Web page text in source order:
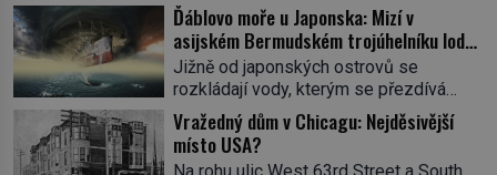
Ďáblovo moře u Japonska: Mizí v
asijském Bermudském trojúhelníku lodě
ve spárech neznámé síly?
Jižně od japonských ostrovů se
rozkládají vody, kterým se přezdívá
Ďáblovo moře. Vypráví se o lodích
mizejících beze stopy, podivných
světlech, zrádných proudech i mořských
Vražedný dům v Chicagu: Nejděsivější
místo USA?